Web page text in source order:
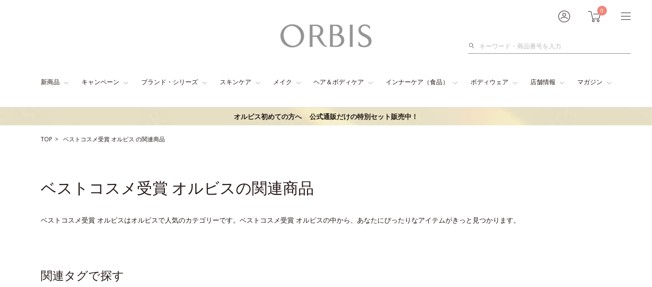
0
検
新商品 キャンペーン ブランド・シリーズ スキンケア メイク ヘア＆ボディケア インナーケア（食品） ボディウェア 店舗情報 マガジン
オルビス初めての方へ 公式通販だけの特別セット販売中！
TOP ベストコスメ受賞 オルビス の関連商品
ベストコスメ受賞 オルビスの関連商品
ベストコスメ受賞 オルビスはオルビスで人気のカテゴリーです。ベストコスメ受賞 オルビスの中から、あなたにぴったりなアイテムがきっと見つかります。
関連タグで探す